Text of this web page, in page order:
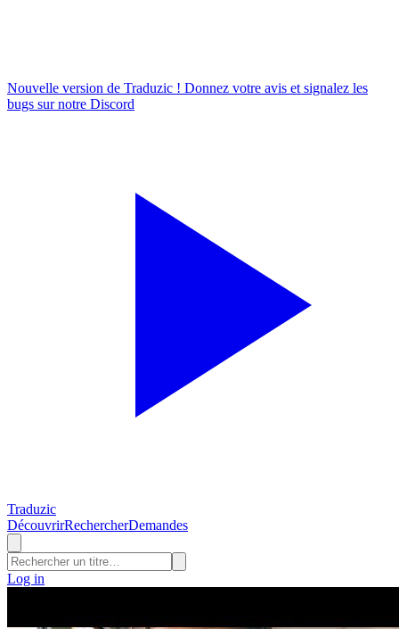
Nouvelle version de Traduzic ! Donnez votre avis et signalez les
bugs sur notre Discord
Traduzic
DécouvrirRechercherDemandes
Log in